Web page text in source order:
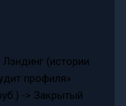
(истории
профиля»
-> Закрытый